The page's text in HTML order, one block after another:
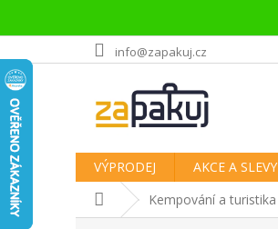
na
obsah
info@zapakuj.cz
VÝPRODEJ AKCE A SLEVY
Domů Kempování a turistika